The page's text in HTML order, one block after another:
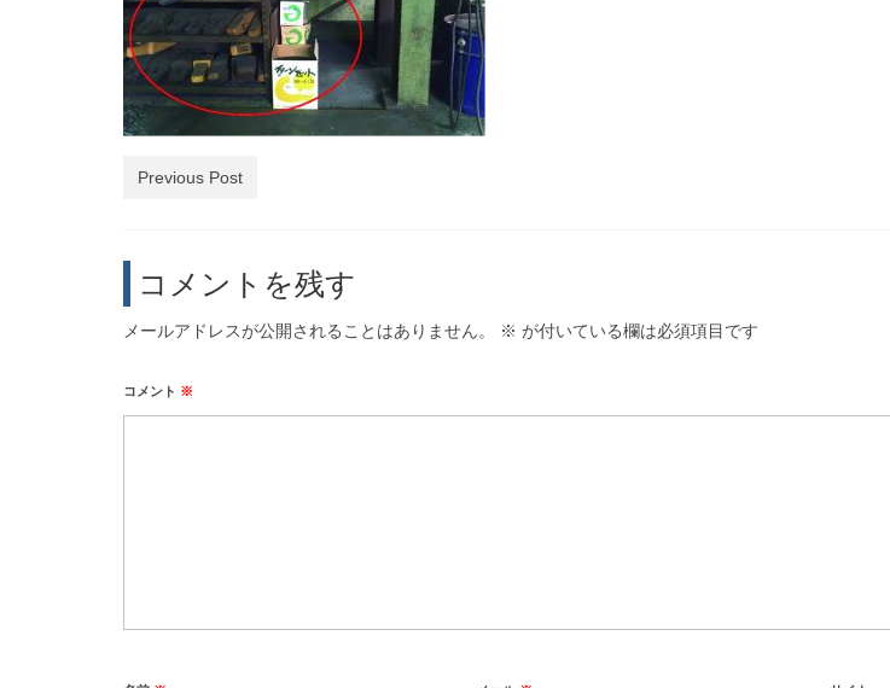
Previous Post
コメントを残す
メールアドレスが公開されることはありません。 ※ が付いている欄は必須項目です
コメント ※